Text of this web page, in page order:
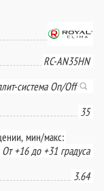
RC-AN35HN
система On/Off
35
мин/макс:
От +16 до +31 градуса
3.64